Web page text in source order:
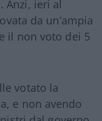
. Anzi, ieri al
da un’ampia
il non voto dei 5
votato la
e non avendo